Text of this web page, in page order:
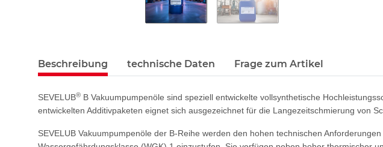
Beschreibung technische Daten Frage zum Artikel
SEVELUB® B Vakuumpumpenöle sind speziell entwickelte vollsynthetische
entwickelten Additivpaketen eignet sich ausgezeichnet für die Langezeitschmierung von
SEVELUB Vakuumpumpenöle der B-Reihe werden den hohen technischen